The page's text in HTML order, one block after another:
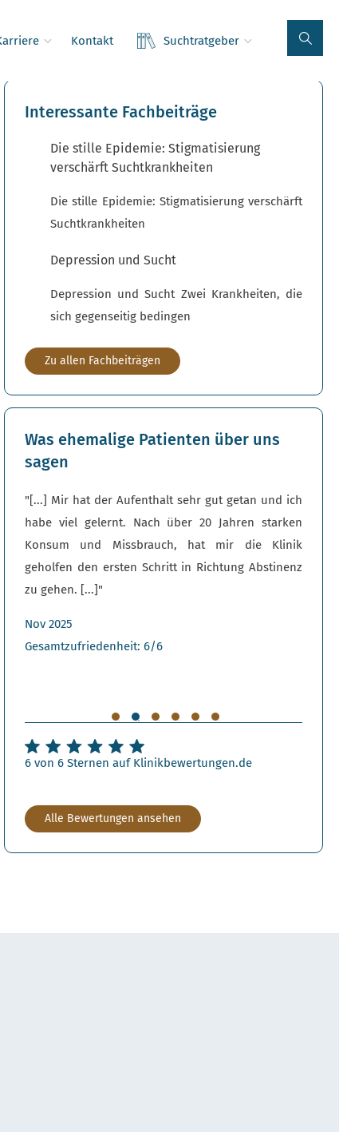
Kontakt Suchtratgeber
Interessante Fachbeiträge
Die stille Epidemie: Stigmatisierung
verschärft Suchtkrankheiten
Die stille Epidemie: Stigmatisierung verschärft
Suchtkrankheiten
Depression und Sucht
Depression und Sucht Zwei Krankheiten, die
sich gegenseitig bedingen
Zu allen Fachbeiträgen
Was ehemalige Patienten über uns
sagen
"[...] Mir hat der Aufenthalt sehr gut getan und ich
habe viel gelernt. Nach über 20 Jahren starken
Konsum und Missbrauch, hat mir die Klinik
geholfen den ersten Schritt in Richtung Abstinenz
zu gehen. [...]"
Nov 2025
Gesamtzufriedenheit: 6/6
6 von 6 Sternen auf Klinikbewertungen.de
Alle Bewertungen ansehen